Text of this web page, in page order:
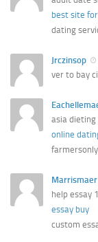
best site
dating
Jrczinsop
ver to bay
asia dieting
online
farmersonly
Marrismaer
help essay
essay buy
custom